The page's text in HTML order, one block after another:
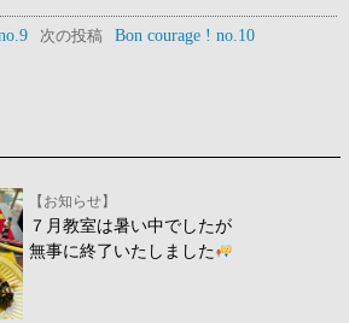
次の投稿 Bon courage ! no.10
【お知らせ】
７月教室は暑い中でしたが
無事に終了いたしました